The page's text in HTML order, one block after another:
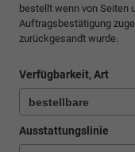
bestellt wenn von Seiten
Auftragsbestätigung
zurückgesandt wurde.
Verfügbarkeit, Art
Ausstattungslinie